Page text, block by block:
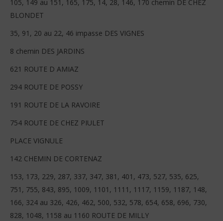
105, 149 au 151, 165, 175, 14, 28, 146, 170 chemin DE CHEZ
BLONDET
35, 91, 20 au 22, 46 impasse DES VIGNES
8 chemin DES JARDINS
621 ROUTE D AMIAZ
294 ROUTE DE POSSY
191 ROUTE DE LA RAVOIRE
754 ROUTE DE CHEZ PIULET
PLACE VIGNULE
142 CHEMIN DE CORTENAZ
153, 173, 229, 287, 337, 347, 381, 401, 473, 527, 535, 625,
751, 755, 843, 895, 1009, 1101, 1111, 1117, 1159, 1187, 148,
166, 324 au 326, 426, 462, 500, 532, 578, 654, 658, 696, 730,
828, 1048, 1158 au 1160 ROUTE DE MILLY